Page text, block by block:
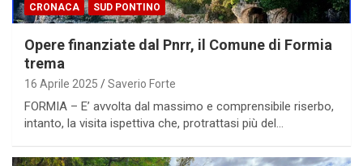
CRONACA SUD PONTINO
Opere finanziate dal Pnrr, il Comune di Formia
trema
16 Aprile 2025 Saverio Forte
FORMIA – E’ avvolta dal massimo e comprensibile riserbo,
intanto, la visita ispettiva che, protrattasi più del…